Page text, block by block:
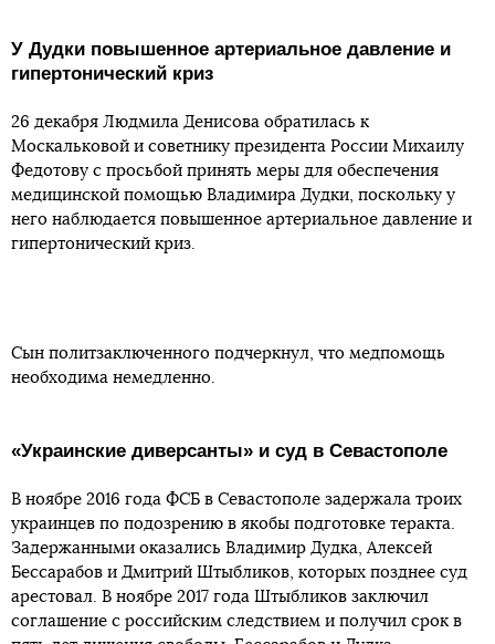
У Дудки повышенное артериальное давление и
гипертонический криз
26 декабря Людмила Денисова обратилась к
Москальковой и советнику президента России Михаилу
Федотову с просьбой принять меры для обеспечения
медицинской помощью Владимира Дудки, поскольку у
него наблюдается повышенное артериальное давление и
гипертонический криз.
Сын политзаключенного подчеркнул, что медпомощь
необходима немедленно.
«Украинские диверсанты» и суд в Севастополе
В ноябре 2016 года ФСБ в Севастополе задержала троих
украинцев по подозрению в якобы подготовке теракта.
Задержанными оказались Владимир Дудка, Алексей
Бессарабов и Дмитрий Штыбликов, которых позднее суд
арестовал. В ноябре 2017 года Штыбликов заключил
соглашение с российским следствием и получил срок в